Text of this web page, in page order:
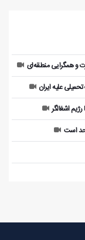
و همگرایی منطقه‌ای
علیه ایران
اشغالگر
است